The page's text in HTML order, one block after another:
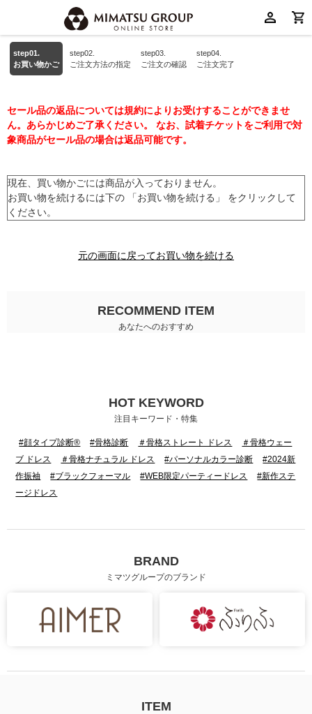
step01.
お買い物かご
step02.
ご注文方法の指定
step03.
ご注文の確認
step04.
ご注文完了
セール品の返品については規約によりお受けすることができませ
ん。あらかじめご了承ください。 なお、試着チケットをご利用で対
象商品がセール品の場合は返品可能です。
現在、買い物かごには商品が入っておりません。
お買い物を続けるには下の 「お買い物を続ける」 をクリックして
ください。
元の画面に戻ってお買い物を続ける
RECOMMEND ITEM
あなたへのおすすめ
HOT KEYWORD
注目キーワード・特集
#顔タイプ診断® #骨格診断 ＃骨格ストレート ドレス
＃骨格ウェー
ブ ドレス
＃骨格ナチュラル ドレス #パーソナルカラー診断
#2024新
作振袖
#ブラックフォーマル #WEB限定パーティードレス
#新作ステ
ージドレス
BRAND
ミマツグループのブランド
ITEM